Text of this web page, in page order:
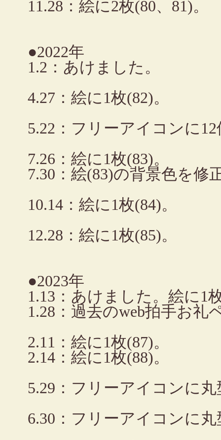
11.28：絵に2枚(80、81)。
●2022年
1.2：あけました。
4.27：絵に1枚(82)。
5.22：フリーアイコンに
7.26：絵に1枚(83)。
7.30：絵(83)の背景色を修
10.14：絵に1枚(84)。
12.28：絵に1枚(85)。
●2023年
1.13：あけました。絵に1
1.28：過去のweb拍手お礼
2.11：絵に1枚(87)。
2.14：絵に1枚(88)。
5.29：フリーアイコンに
6.30：フリーアイコンに